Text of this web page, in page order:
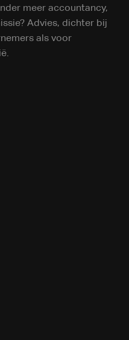
meer accountancy,
Advies, dichter bij
als voor